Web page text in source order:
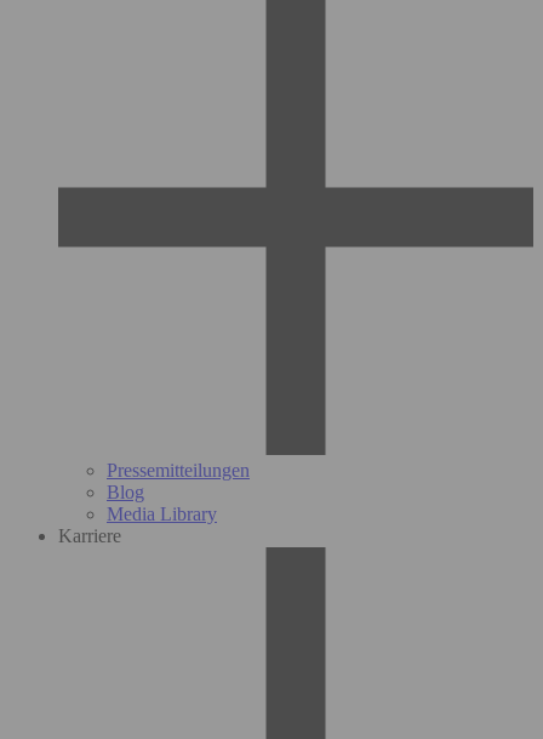
Pressemitteilungen
Blog
Media Library
Karriere